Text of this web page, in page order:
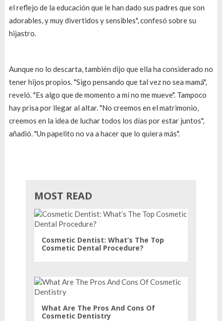
el reflejo de la educación que le han dado sus padres que son
adorables, y muy divertidos y sensibles", confesó sobre su
hijastro.
Aunque no lo descarta, también dijo que ella ha considerado no
tener hijos propios. "Sigo pensando que tal vez no sea mamá",
reveló. "Es algo que de momento a mí no me mueve". Tampoco
hay prisa por llegar al altar. "No creemos en el matrimonio,
creemos en la idea de luchar todos los días por estar juntos",
añadió. "Un papelito no va a hacer que lo quiera más".
MOST READ
Cosmetic Dentist: What’s The Top
Cosmetic Dental Procedure?
What Are The Pros And Cons Of
Cosmetic Dentistry